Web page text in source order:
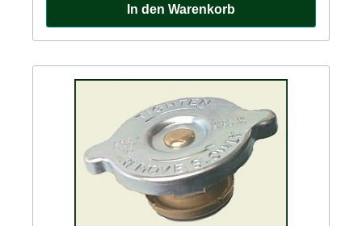
In den Warenkorb